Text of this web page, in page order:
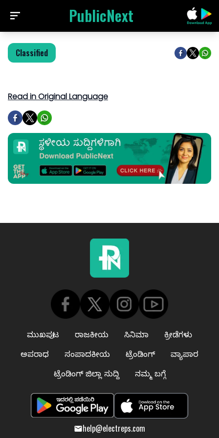
PublicNext
Classified
Read in Original Language
ಮುಖಪುಟ ರಾಜಕೀಯ ಸಿನಿಮಾ
ಕ್ರೀಡೆಗಳು
ಅಪರಾಧ
ಸಂಪಾದಕೀಯ ಟ್ರೆಂಡಿಂಗ್
ವ್ಯಾಪಾರ
ಟ್ರೆಂಡಿಂಗ್ ಜಿಲ್ಲಾ ಸುದ್ದಿ
ನಮ್ಮ ಬಗ್ಗೆ
help@electreps.com